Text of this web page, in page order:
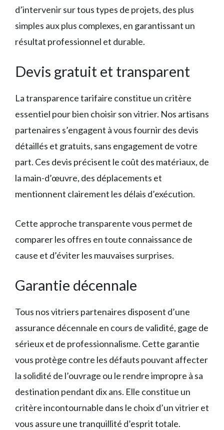
d’intervenir sur tous types de projets, des plus
simples aux plus complexes, en garantissant un
résultat professionnel et durable.
Devis gratuit et transparent
La transparence tarifaire constitue un critère
essentiel pour bien choisir son vitrier. Nos artisans
partenaires s’engagent à vous fournir des devis
détaillés et gratuits, sans engagement de votre
part. Ces devis précisent le coût des matériaux, de
la main-d’œuvre, des déplacements et
mentionnent clairement les délais d’exécution.
Cette approche transparente vous permet de
comparer les offres en toute connaissance de
cause et d’éviter les mauvaises surprises.
Garantie décennale
Tous nos vitriers partenaires disposent d’une
assurance décennale en cours de validité, gage de
sérieux et de professionnalisme. Cette garantie
vous protège contre les défauts pouvant affecter
la solidité de l’ouvrage ou le rendre impropre à sa
destination pendant dix ans. Elle constitue un
critère incontournable dans le choix d’un vitrier et
vous assure une tranquillité d’esprit totale.